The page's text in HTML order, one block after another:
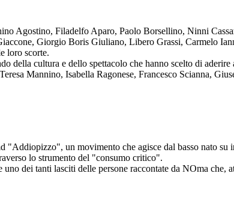
Agostino, Filadelfo Aparo, Paolo Borsellino, Ninni
Giorgio Boris Giuliano, Libero Grassi, Carmelo
loro scorte.
della cultura e dello spettacolo che hanno scelto di
Mannino, Isabella Ragonese, Francesco Scianna,
"Addiopizzo", un movimento che agisce dal basso nato
lo strumento del "consumo critico".
dei tanti lasciti delle persone raccontate da NOma